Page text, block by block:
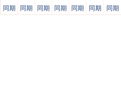
同期
同期
同期
同期
同期
同期
同期